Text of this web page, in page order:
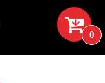
 0